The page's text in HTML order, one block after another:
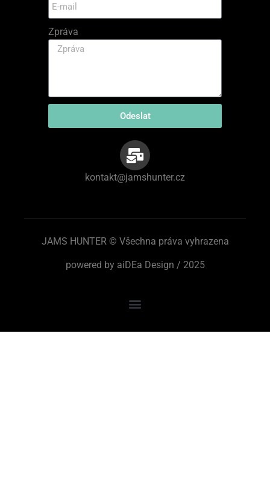
Zpráva
Odeslat
kontakt@jamshunter.cz
JAMS HUNTER © Všechna práva vyhrazena
powered by aiDEa Design / 2025